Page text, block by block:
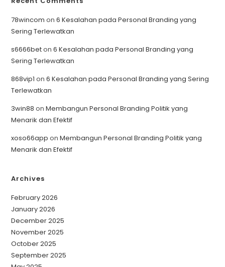
78wincom on6 Kesalahan pada Personal Branding yang
Sering Terlewatkan
s6666beton6 Kesalahan pada Personal Branding yang
Sering Terlewatkan
868vip1 on6 Kesalahan pada Personal Branding yang Sering
Terlewatkan
3win88 onMembangun Personal Branding Politik yang
Menarik dan Efektif
xoso66app onMembangun Personal Branding Politik yang
Menarik dan Efektif
Archives
February 2026
January 2026
December 2025
November 2025
October 2025
September 2025